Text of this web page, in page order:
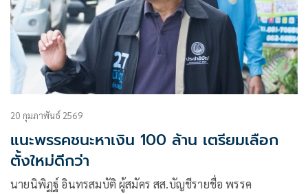
20 กุมภาพันธ์ 2569
แนะพรรคชนะหาเงิน 100 ล้าน เตรียมเลือก
ตั้งใหม่ดีกว่า
นายนิพิฏฐ์ อินทรสมบัติ ผู้สมัคร สส.บัญชีรายชื่อ พรรค